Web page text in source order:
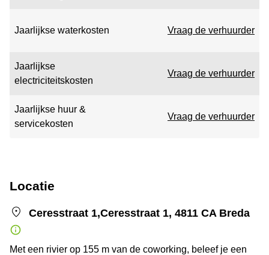
Jaarlijkse waterkosten Vraag de verhuurder
Jaarlijkse
electriciteitskosten
Vraag de verhuurder
Jaarlijkse huur &
servicekosten
Vraag de verhuurder
Locatie
Ceresstraat 1,Ceresstraat 1, 4811 CA Breda
Met een rivier op 155 m van de coworking, beleef je een